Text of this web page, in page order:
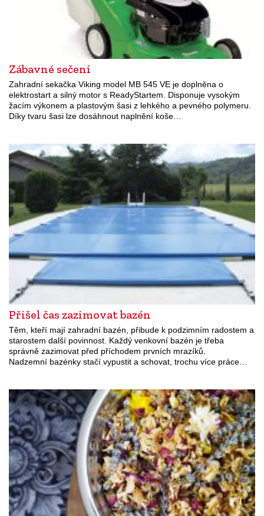
Zábavné sečení
Zahradní sekačka Viking model MB 545 VE je doplněna o
elektrostart a silný motor s ReadyStartem. Disponuje vysokým
žacím výkonem a plastovým šasi z lehkého a pevného polymeru.
Díky tvaru šasi lze dosáhnout naplnění koše…
Přišel čas zazimovat bazén
Těm, kteří mají zahradní bazén, přibude k podzimním radostem a
starostem další povinnost. Každý venkovní bazén je třeba
správně zazimovat před příchodem prvních mrazíků.
Nadzemní bazénky stačí vypustit a schovat, trochu více práce…